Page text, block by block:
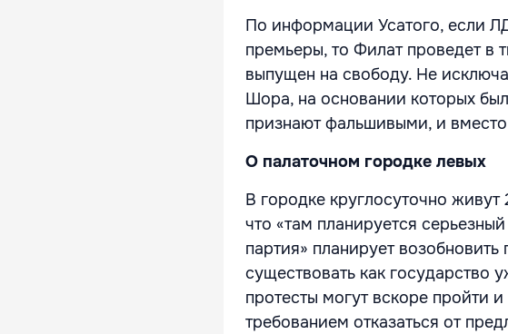
По информации Усатого, если
премьеры, то Филат проведет в
выпущен на свободу. Не
Шора, на основании которых
признают фальшивыми, и
О палаточном городке левых
В городке круглосуточно
что «там планируется
партия» планирует
существовать как государство
протесты могут вскоре пройти
требованием отказаться от